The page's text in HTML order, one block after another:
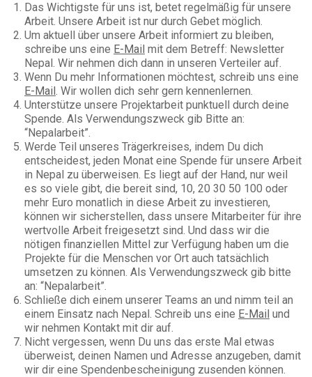
Das Wichtigste für uns ist, betet regelmäßig für unsere
Arbeit. Unsere Arbeit ist nur durch Gebet möglich.
Um aktuell über unsere Arbeit informiert zu bleiben,
schreibe uns eine E-Mail mit dem Betreff: Newsletter
Nepal. Wir nehmen dich dann in unseren Verteiler auf.
Wenn Du mehr Informationen möchtest, schreib uns eine
E-Mail. Wir wollen dich sehr gern kennenlernen.
Unterstütze unsere Projektarbeit punktuell durch deine
Spende. Als Verwendungszweck gib Bitte an:
“Nepalarbeit”.
Werde Teil unseres Trägerkreises, indem Du dich
entscheidest, jeden Monat eine Spende für unsere Arbeit
in Nepal zu überweisen. Es liegt auf der Hand, nur weil
es so viele gibt, die bereit sind, 10, 20 30 50 100 oder
mehr Euro monatlich in diese Arbeit zu investieren,
können wir sicherstellen, dass unsere Mitarbeiter für ihre
wertvolle Arbeit freigesetzt sind. Und dass wir die
nötigen finanziellen Mittel zur Verfügung haben um die
Projekte für die Menschen vor Ort auch tatsächlich
umsetzen zu können. Als Verwendungszweck gib bitte
an: “Nepalarbeit”.
Schließe dich einem unserer Teams an und nimm teil an
einem Einsatz nach Nepal. Schreib uns eine E-Mail und
wir nehmen Kontakt mit dir auf.
Nicht vergessen, wenn Du uns das erste Mal etwas
überweist, deinen Namen und Adresse anzugeben, damit
wir dir eine Spendenbescheinigung zusenden können.